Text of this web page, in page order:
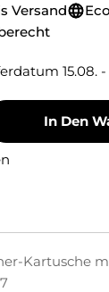
Versand
15.08.
Green
Für My
In Den
Kartusche